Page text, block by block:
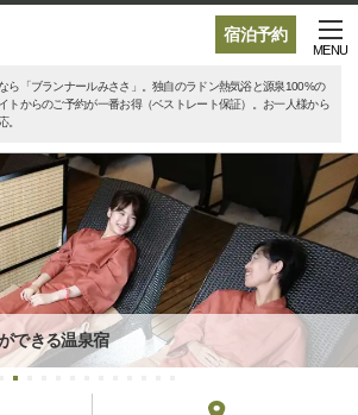
宿泊予約
MENU
ら「ブランナールみささ」。独自のラドン熱気浴と源泉100%の
トからのご予約が一番お得（ベストレート保証）。お一人様から
。
できる温泉宿